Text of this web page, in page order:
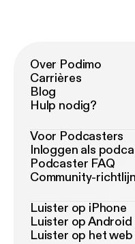
Over Podimo
Carrières
Blog
Hulp nodig?
Voor Podcasters
Inloggen als
Podcaster FAQ
Community-
Luister op iPhone
Luister op Android
Luister op het web